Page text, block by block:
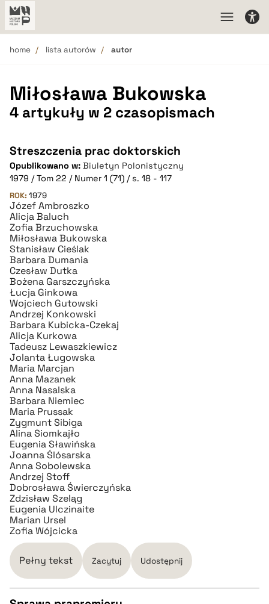
home lista autorów autor
Miłosława Bukowska
4 artykuły w 2 czasopismach
Streszczenia prac doktorskich
Opublikowano w: Biuletyn Polonistyczny
1979 / Tom 22 / Numer 1 (71) / s. 18 - 117
ROK: 1979
Józef Ambroszko
Alicja Baluch
Zofia Brzuchowska
Miłosława Bukowska
Stanisław Cieślak
Barbara Dumania
Czesław Dutka
Bożena Garszczyńska
Łucja Ginkowa
Wojciech Gutowski
Andrzej Konkowski
Barbara Kubicka-Czekaj
Alicja Kurkowa
Tadeusz Lewaszkiewicz
Jolanta Ługowska
Maria Marcjan
Anna Mazanek
Anna Nasalska
Barbara Niemiec
Maria Prussak
Zygmunt Sibiga
Alina Siomkajło
Eugenia Sławińska
Joanna Ślósarska
Anna Sobolewska
Andrzej Stoff
Dobrosława Świerczyńska
Zdzisław Szeląg
Eugenia Ulczinaite
Marian Ursel
Zofia Wójcicka
Pełny tekst Zacytuj Udostępnij